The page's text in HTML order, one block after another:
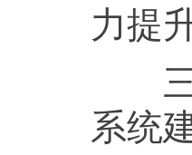
力提升
三
系统